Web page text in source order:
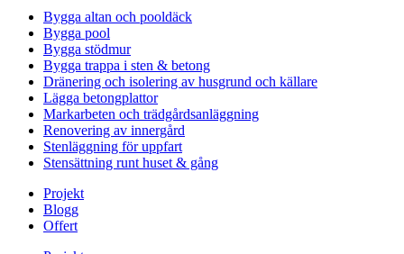
Bygga altan och pooldäck
Bygga pool
Bygga stödmur
Bygga trappa i sten & betong
Dränering och isolering av husgrund och källare
Lägga betongplattor
Markarbeten och trädgårdsanläggning
Renovering av innergård
Stenläggning för uppfart
Stensättning runt huset & gång
Projekt
Blogg
Offert